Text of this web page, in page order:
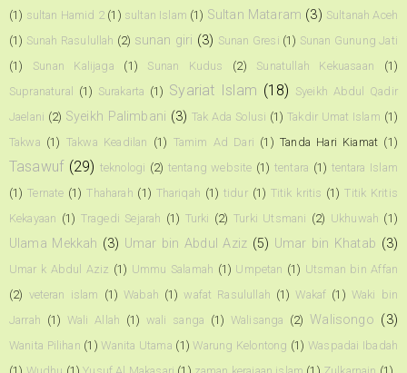
(1) sultan Hamid 2 (1) sultan Islam (1) Sultan Mataram (3) Sultanah Aceh
(1) Sunah Rasulullah (2) sunan giri (3) Sunan Gresi (1) Sunan Gunung Jati
(1)
Sunan Kalijaga (1) Sunan Kudus (2) Sunatullah Kekuasaan
(1)
Supranatural
(1) Surakarta (1) Syariat Islam (18) Syeikh Abdul Qadir
Jaelani (2) Syeikh Palimbani (3) Tak Ada Solusi (1) Takdir Umat Islam (1)
Takwa (1) Takwa Keadilan (1) Tamim Ad Dari (1) Tanda Hari Kiamat (1)
Tasawuf (29) teknologi (2) tentang website (1) tentara (1) tentara Islam
(1) Ternate (1) Thaharah (1) Thariqah (1) tidur (1) Titik kritis (1) Titik Kritis
Kekayaan (1) Tragedi Sejarah (1) Turki (2) Turki Utsmani (2) Ukhuwah (1)
Ulama Mekkah (3) Umar bin Abdul Aziz (5) Umar bin Khatab (3)
Umar k Abdul Aziz (1) Ummu Salamah (1) Umpetan (1) Utsman bin Affan
(2) veteran islam (1) Wabah (1) wafat Rasulullah (1) Wakaf (1) Waki bin
Jarrah (1) Wali Allah (1) wali sanga (1) Walisanga (2) Walisongo (3)
Wanita Pilihan (1) Wanita Utama (1) Warung Kelontong (1) Waspadai Ibadah